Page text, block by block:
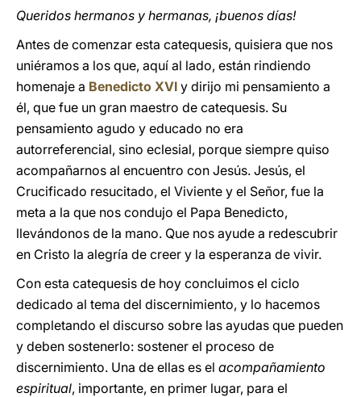
Queridos hermanos y hermanas, ¡buenos días!
Antes de comenzar esta catequesis, quisiera que nos
uniéramos a los que, aquí al lado, están rindiendo
homenaje a Benedicto XVI y dirijo mi pensamiento a
él, que fue un gran maestro de catequesis. Su
pensamiento agudo y educado no era
autorreferencial, sino eclesial, porque siempre quiso
acompañarnos al encuentro con Jesús. Jesús, el
Crucificado resucitado, el Viviente y el Señor, fue la
meta a la que nos condujo el Papa Benedicto,
llevándonos de la mano. Que nos ayude a redescubrir
en Cristo la alegría de creer y la esperanza de vivir.
Con esta catequesis de hoy concluimos el ciclo
dedicado al tema del discernimiento, y lo hacemos
completando el discurso sobre las ayudas que pueden
y deben sostenerlo: sostener el proceso de
discernimiento. Una de ellas es el acompañamiento
espiritual, importante, en primer lugar, para el